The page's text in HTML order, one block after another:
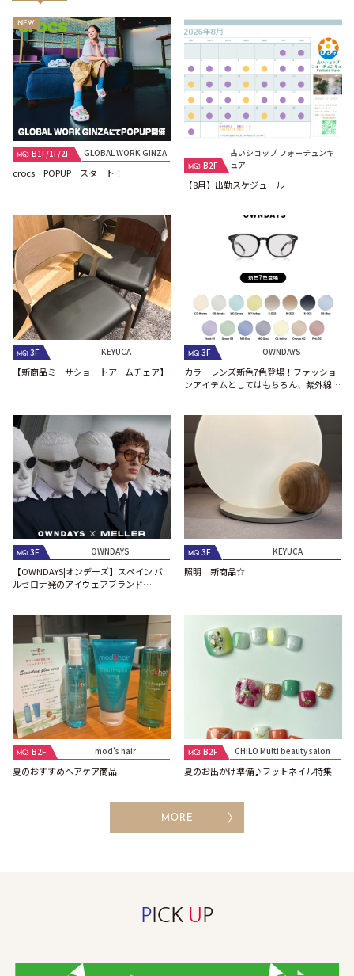
MG3 B1F/1F/2F GLOBAL WORK GINZA
crocs POPUP スタート！ MG3 B2F
占いショップ フォーチュンキ
ュア
【8月】出勤スケジュール
MG1 3F KEYUCA
【新商品ミーサショートアームチェア】
MG1 3F OWNDAYS
カラーレンズ新色7色登場！ファッショ
ンアイテムとしてはもちろん、紫外線対
MG1 3F OWNDAYS
【OWNDAYS|オンデーズ】スペイン バ
ルセロナ発のアイウェアブランド
MG1 3F KEYUCA
照明 新商品☆
MG3 B2F mod's hair
夏のおすすめヘアケア商品
MG3 B2F CHILO Multi beauty salon
夏のお出かけ準備♪フットネイル特集
MORE
PICK UP